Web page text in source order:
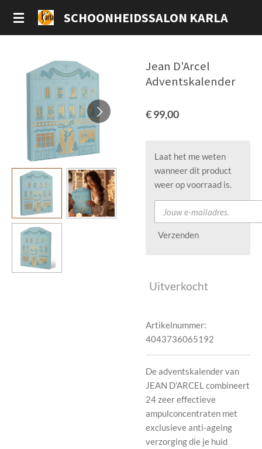
Ga
direct
hoofdinhoud
SCHOONHEIDSSALON KARLA
Jean D'Arcel
Adventskalender
€ 99,00
Laat het me weten
wanneer dit product
weer op voorraad is.
Verzenden
Uitverkocht
Artikelnummer:
4043736065192
De adventskalender van
JEAN D'ARCEL combineert
24 zeer effectieve
ampulconcentraten met
exclusieve anti-ageing
verzorging die je huid